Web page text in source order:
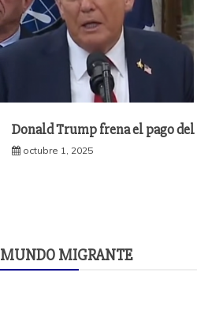
Donald Trump frena el pago
octubre 1, 2025
MUNDO MIGRANTE